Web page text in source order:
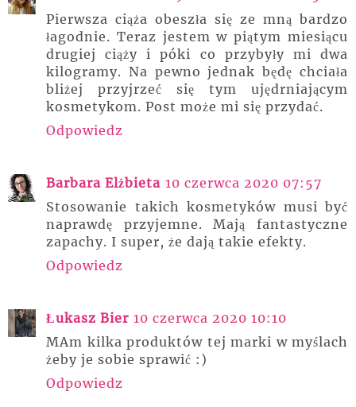
Pierwsza ciąża obeszła się ze mną bardzo
łagodnie. Teraz jestem w piątym miesiącu
drugiej ciąży i póki co przybyły mi dwa
kilogramy. Na pewno jednak będę chciała
bliżej przyjrzeć się tym ujędrniającym
kosmetykom. Post może mi się przydać.
Odpowiedz
Barbara Elżbieta 10 czerwca 2020 07:57
Stosowanie takich kosmetyków musi być
naprawdę przyjemne. Mają fantastyczne
zapachy. I super, że dają takie efekty.
Odpowiedz
Łukasz Bier 10 czerwca 2020 10:10
MAm kilka produktów tej marki w myślach
żeby je sobie sprawić :)
Odpowiedz